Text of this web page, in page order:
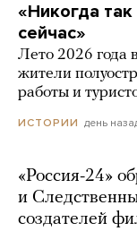
«Никогда
сейчас»
Лето 2026 года
жители
работы и
ИСТОРИИ день
«Россия-24»
и
создателей